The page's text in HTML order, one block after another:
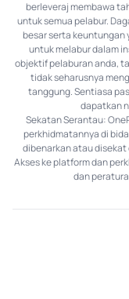
berleveraj membawa
untuk semua pelabur.
besar serta keuntungan
untuk melabur dalam
objektif pelaburan anda,
tidak seharusnya
tanggung. Sentiasa
dapatkan
Sekatan Serantau:
perkhidmatannya di
dibenarkan atau
Akses ke platform dan
dan